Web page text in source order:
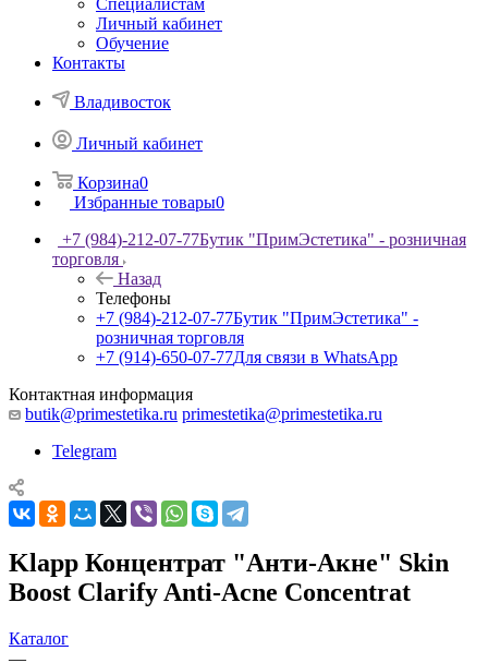
Специалистам
Личный кабинет
Обучение
Контакты
Владивосток
Личный кабинет
Корзина0
Избранные товары0
+7 (984)-212-07-77Бутик "ПримЭстетика" - розничная
торговля
Назад
Телефоны
+7 (984)-212-07-77Бутик "ПримЭстетика" -
розничная торговля
+7 (914)-650-07-77Для связи в WhatsApp
Контактная информация
butik@primestetika.ru primestetika@primestetika.ru
Telegram
Klapp Концентрат "Анти-Акне" Skin
Boost Clarify Anti-Acne Concentrat
Каталог
—